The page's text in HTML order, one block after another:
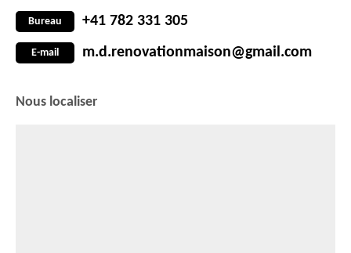
Bureau +41 782 331 305
E-mail m.d.renovationmaison@gmail.com
Nous localiser